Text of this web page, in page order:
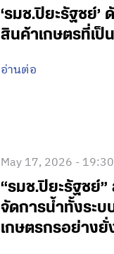
‘รมช.ปิยะรัฐชย์
สินค้าเกษตรที่เ
อ่านต่อ
May 17, 2026 - 19:30
“รมช.ปิยะรัฐชย์
จัดการน้ำทั้งระ
เกษตรกรอย่างยั่